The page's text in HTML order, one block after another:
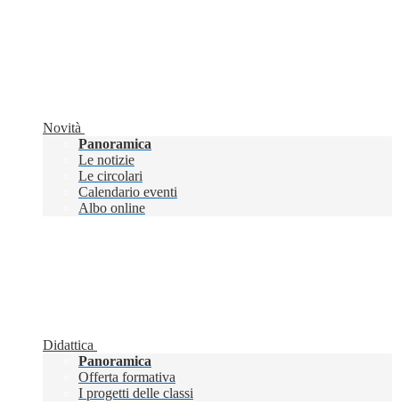
Novità
Panoramica
Le notizie
Le circolari
Calendario eventi
Albo online
Didattica
Panoramica
Offerta formativa
I progetti delle classi